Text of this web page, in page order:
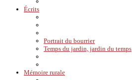
Écrits
Portrait du bourrier
Temps du jardin, jardin du temps
Mémoire rurale